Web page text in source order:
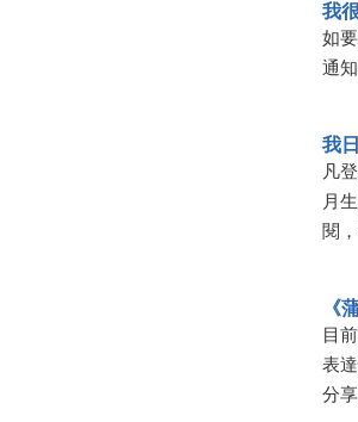
我
如
通
我
凡
月
閱
《
目
表
分